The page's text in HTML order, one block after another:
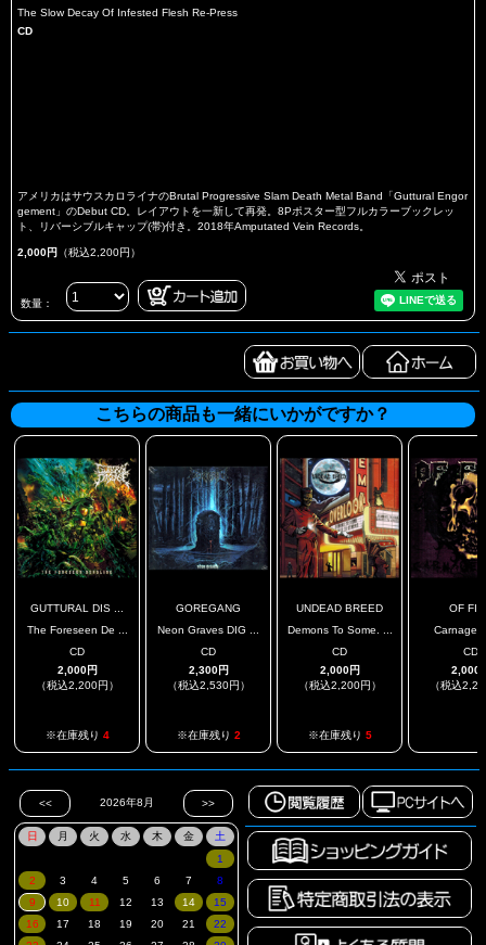
The Slow Decay Of Infested Flesh Re-Press
CD
アメリカはサウスカロライナのBrutal Progressive Slam Death Metal Band「Guttural Engor
gement」のDebut CD。レイアウトを一新して再発。8Pポスター型フルカラーブックレッ
ト、リバーシブルキャップ(帯)付き。2018年Amputated Vein Records。
2,000円 （税込2,200円）
数量：
こちらの商品も一緒にいかがですか？
GUTTURAL DIS ...
The Foreseen De ...
CD
2,000円
（税込2,200円）
※在庫残り 4
GOREGANG
Neon Graves DIG ...
CD
2,300円
（税込2,530円）
※在庫残り 2
UNDEAD BREED
Demons To Some. ...
CD
2,000円
（税込2,200円）
※在庫残り 5
OF
Carnage
CD
2,000
（税込